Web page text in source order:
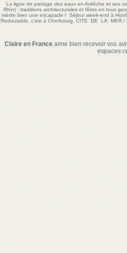
La ligne de partage des eaux en Ardèche et ses
Rhin) : traditions architecturales et fêtes en tous
mérite bien une escapade/Séjour week-end à
Redoutable, c'est à Cherbourg, CITE DE LA MER/
Claire en Franceaime bien recevoir vos
espaces